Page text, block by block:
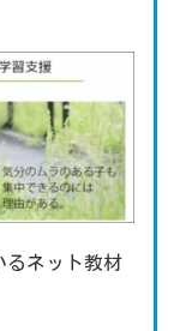
るネット教材